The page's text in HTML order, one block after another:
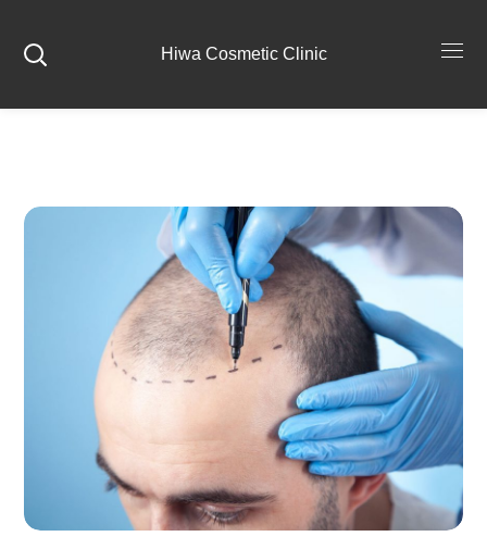
Hiwa Cosmetic Clinic